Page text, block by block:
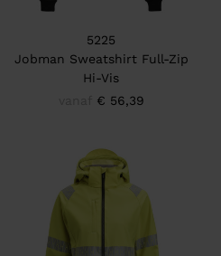
5225
Jobman Sweatshirt Full-Zip
Hi-Vis
€ 56,39